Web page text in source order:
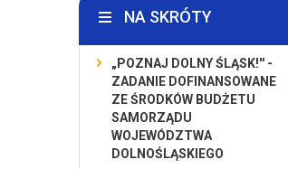
NA SKRÓTY
„POZNAJ DOLNY ŚLĄSK!'' -
ZADANIE DOFINANSOWANE
ZE ŚRODKÓW BUDŻETU
SAMORZĄDU
WOJEWÓDZTWA
DOLNOŚLĄSKIEGO